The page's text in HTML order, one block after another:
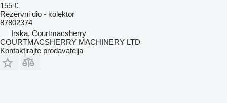
155 €
Rezervni dio - kolektor
87802374
Irska, Courtmacsherry
COURTMACSHERRY MACHINERY LTD
Kontaktirajte prodavatelja